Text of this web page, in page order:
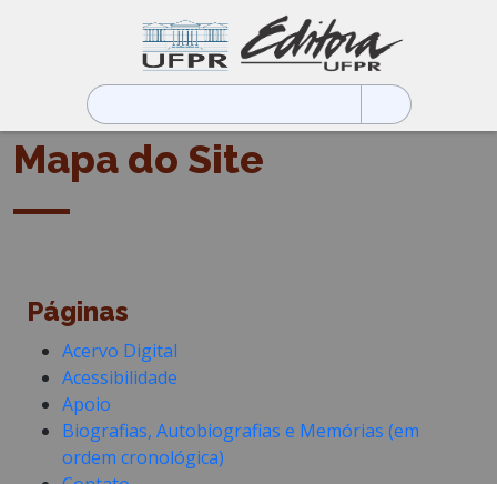
Pesquisar
por:
Mapa do Site
Páginas
Acervo Digital
Acessibilidade
Apoio
Biografias, Autobiografias e Memórias (em
ordem cronológica)